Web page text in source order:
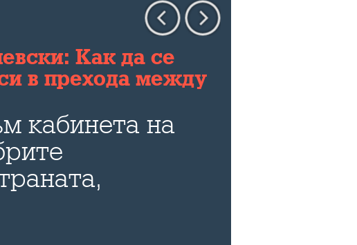
Как да се
в прехода между
кабинета на